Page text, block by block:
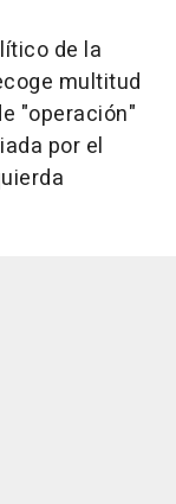
de la
multitud
"operación"
por el